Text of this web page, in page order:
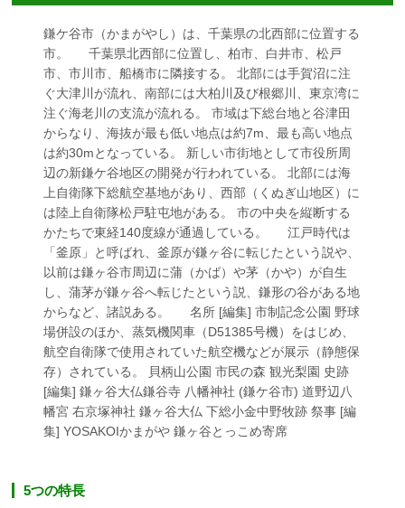
鎌ケ谷市（かまがやし）は、千葉県の北西部に位置する
市。 千葉県北西部に位置し、柏市、白井市、松戸
市、市川市、船橋市に隣接する。 北部には手賀沼に注
ぐ大津川が流れ、南部には大柏川及び根郷川、東京湾に
注ぐ海老川の支流が流れる。 市域は下総台地と谷津田
からなり、海抜が最も低い地点は約7m、最も高い地点
は約30mとなっている。 新しい市街地として市役所周
辺の新鎌ケ谷地区の開発が行われている。 北部には海
上自衛隊下総航空基地があり、西部（くぬぎ山地区）に
は陸上自衛隊松戸駐屯地がある。 市の中央を縦断する
かたちで東経140度線が通過している。 江戸時代は
「釜原」と呼ばれ、釜原が鎌ヶ谷に転じたという説や、
以前は鎌ヶ谷市周辺に蒲（かば）や茅（かや）が自生
し、蒲茅が鎌ヶ谷へ転じたという説、鎌形の谷がある地
からなど、諸説ある。 名所 [編集] 市制記念公園 野球
場併設のほか、蒸気機関車（D51385号機）をはじめ、
航空自衛隊で使用されていた航空機などが展示（静態保
存）されている。 貝柄山公園 市民の森 観光梨園 史跡
[編集] 鎌ヶ谷大仏鎌谷寺 八幡神社 (鎌ケ谷市) 道野辺八
幡宮 右京塚神社 鎌ヶ谷大仏 下総小金中野牧跡 祭事 [編
集] YOSAKOIかまがや 鎌ヶ谷とっこめ寄席
5つの特長